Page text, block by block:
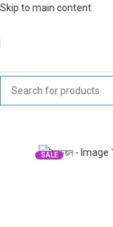
Skip to main content
SALE